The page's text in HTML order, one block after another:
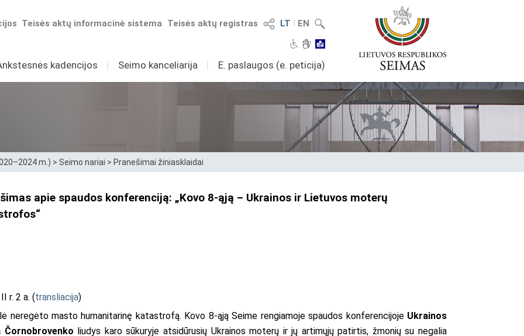
LT I EN
Teisės aktų registras
Teisės aktų informacinė sistema
kadencijos I Seimo kanceliarija I E. paslaugos (e. peticija)
m.) > Seimo nariai > Pranešimai žiniasklaidai
apie spaudos konferenciją: „Kovo 8-ąją – Ukrainos ir Lietuvos moterų
r. 2 a. (transliacija)
neregėto masto humanitarinę katastrofą. Kovo 8-ąją Seime rengiamoje spaudos konferencijoje Ukrainos
Čornobrovenko liudys karo sūkuryje atsidūrusių Ukrainos moterų ir jų artimųjų patirtis, žmonių su negalia